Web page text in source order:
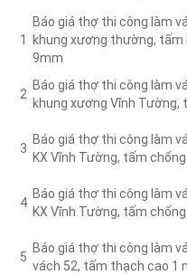
1
Báo giá thợ thi công làm
khung xương thường, tấm
9mm
2
Báo giá thợ thi công làm
khung xương Vĩnh Tường,
3
Báo giá thợ thi công làm
KX Vĩnh Tường, tấm
4
Báo giá thợ thi công làm
KX Vĩnh Tường, tấm
5
Báo giá thợ thi công làm
vách 52, tấm thạch cao 1